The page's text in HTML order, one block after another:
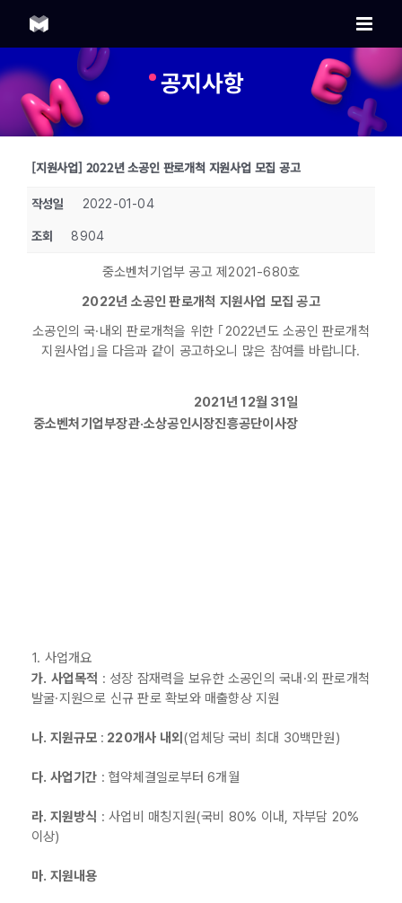
content
공지사항
[지원사업] 2022년 소공인 판로개척 지원사업 모집 공고
작성일 2022-01-04
조회 8904
중소벤처기업부 공고 제2021-680호
2022년 소공인 판로개척 지원사업 모집 공고
소공인의 국·내외 판로개척을 위한 ｢2022년도 소공인 판로개척
지원사업｣을 다음과 같이 공고하오니 많은 참여를 바랍니다.
2021년 12월 31일
중소벤처기업부장관·소상공인시장진흥공단이사장
1. 사업개요
가. 사업목적 : 성장 잠재력을 보유한 소공인의 국내·외 판로개척
발굴·지원으로 신규 판로 확보와 매출향상 지원
나. 지원규모 : 220개사 내외 (업체당 국비 최대 30백만원)
다. 사업기간 : 협약체결일로부터 6개월
라. 지원방식 : 사업비 매칭지원(국비 80% 이내, 자부담 20%
이상)
마. 지원내용